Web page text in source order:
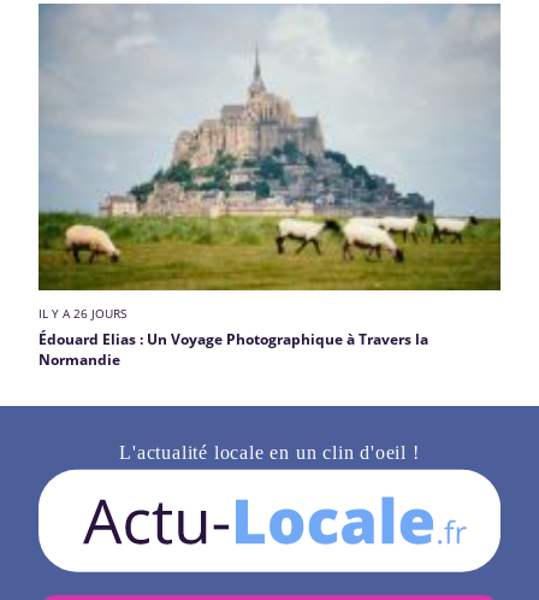
IL Y A 26 JOURS
Édouard Elias : Un Voyage Photographique à Travers la
Normandie
L'actualité locale en un clin d'oeil !